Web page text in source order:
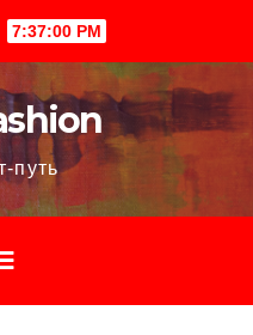
7:37:01 PM
путь